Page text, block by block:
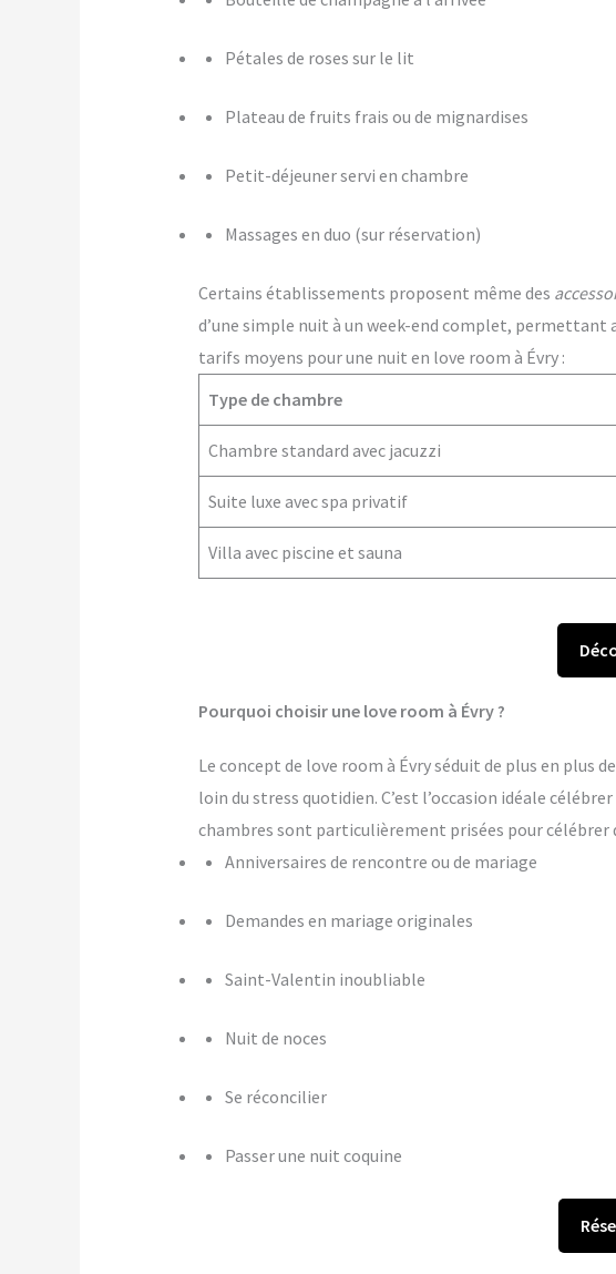
Pétales de roses sur le lit
Plateau de fruits frais ou de mignardises
Petit-déjeuner servi en chambre
Massages en duo (sur réservation)
Certains établissements proposent même des
d’une simple nuit à un week-end complet,
tarifs moyens pour une nuit en love room à Évry :
Type de chambre
Chambre standard avec jacuzzi
Suite luxe avec spa privatif
Villa avec piscine et sauna
Pourquoi choisir une love room à Évry ?
Le concept de love room à Évry séduit de plus en plus
loin du stress quotidien. C’est l’occasion idéale
chambres sont particulièrement prisées pour célébrer
Anniversaires de rencontre ou de mariage
Demandes en mariage originales
Saint-Valentin inoubliable
Nuit de noces
Se réconcilier
Passer une nuit coquine